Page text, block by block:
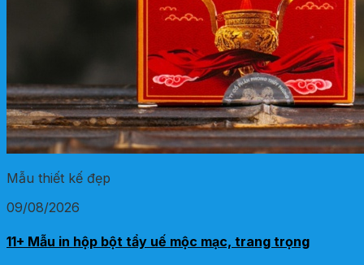
Mẫu thiết kế đẹp
09/08/2026
11+ Mẫu in hộp bột tẩy uế mộc mạc, trang trọng